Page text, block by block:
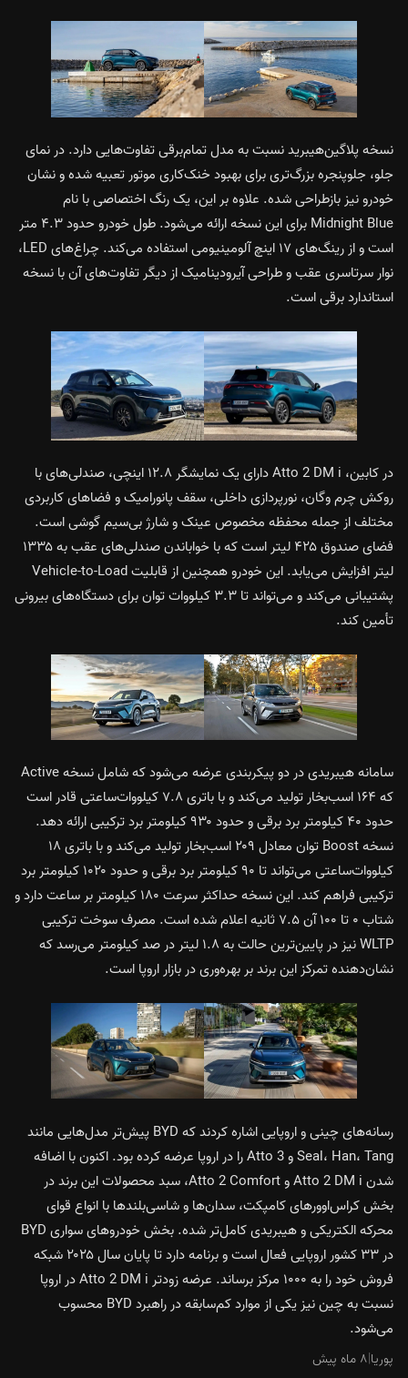
نسخه پلاگین‌هیبرید نسبت به مدل تمام‌برقی تفاوت‌هایی دارد. در نمای
جلو، جلوپنجره بزرگ‌تری برای بهبود خنک‌کاری موتور تعبیه شده و نشان
خودرو نیز بازطراحی شده. علاوه بر این، یک رنگ اختصاصی با نام
Midnight Blue برای این نسخه ارائه می‌شود. طول خودرو حدود ۴.۳ متر
است و از رینگ‌های ۱۷ اینچ آلومینیومی استفاده می‌کند. چراغ‌های LED،
نوار سرتاسری عقب و طراحی آیرودینامیک از دیگر تفاوت‌های آن با نسخه
استاندارد برقی است.
در کابین، Atto 2 DM i دارای یک نمایشگر ۱۲.۸ اینچی، صندلی‌های با
روکش چرم وگان، نورپردازی داخلی، سقف پانورامیک و فضاهای کاربردی
مختلف از جمله محفظه مخصوص عینک و شارژ بی‌سیم گوشی است.
فضای صندوق ۴۲۵ لیتر است که با خواباندن صندلی‌های عقب به ۱۳۳۵
لیتر افزایش می‌یابد. این خودرو همچنین از قابلیت Vehicle-to-Load
پشتیبانی می‌کند و می‌تواند تا ۳.۳ کیلووات توان برای دستگاه‌های بیرونی
تأمین کند.
سامانه هیبریدی در دو پیکربندی عرضه می‌شود که شامل نسخه Active
که ۱۶۴ اسب‌بخار تولید می‌کند و با باتری ۷.۸ کیلووات‌ساعتی قادر است
حدود ۴۰ کیلومتر برد برقی و حدود ۹۳۰ کیلومتر برد ترکیبی ارائه دهد.
نسخه Boost توان معادل ۲۰۹ اسب‌بخار تولید می‌کند و با باتری ۱۸
کیلووات‌ساعتی می‌تواند تا ۹۰ کیلومتر برد برقی و حدود ۱۰۲۰ کیلومتر برد
ترکیبی فراهم کند. این نسخه حداکثر سرعت ۱۸۰ کیلومتر بر ساعت دارد و
شتاب ۰ تا ۱۰۰ آن ۷.۵ ثانیه اعلام شده است. مصرف سوخت ترکیبی
WLTP نیز در پایین‌ترین حالت به ۱.۸ لیتر در صد کیلومتر می‌رسد که
نشان‌دهنده تمرکز این برند بر بهره‌وری در بازار اروپا است.
رسانه‌های چینی و اروپایی اشاره کردند که BYD پیش‌تر مدل‌هایی مانند
Seal، Han، Tang و Atto 3 را در اروپا عرضه کرده بود. اکنون با اضافه
شدن Atto 2 DM i و Atto 2 Comfort، سبد محصولات این برند در
بخش کراس‌اوورهای کامپکت، سدان‌ها و شاسی‌بلندها با انواع قوای
محرکه الکتریکی و هیبریدی کامل‌تر شده. بخش خودروهای سواری BYD
در ۳۳ کشور اروپایی فعال است و برنامه دارد تا پایان سال ۲۰۲۵ شبکه
فروش خود را به ۱۰۰۰ مرکز برساند. عرضه زودتر Atto 2 DM i در اروپا
نسبت به چین نیز یکی از موارد کم‌سابقه در راهبرد BYD محسوب
می‌شود.
پوریا|۸ ماه پیش